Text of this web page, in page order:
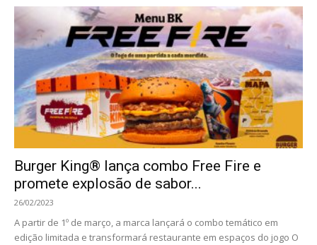
Burger King® lança combo Free Fire e
promete explosão de sabor...
26/02/2023
A partir de 1º de março, a marca lançará o combo temático em
edição limitada e transformará restaurante em espaços do jogo O